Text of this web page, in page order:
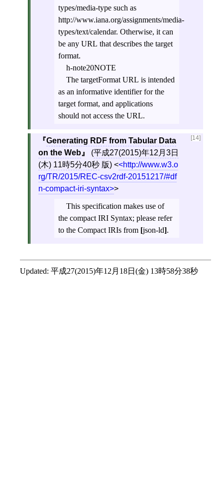
types/media-type such as
http://www.iana.org/assignments/media-
types/text/calendar. Otherwise, it can
be any URL that describes the target
format.
h-note20NOTE
The targetFormat URL is intended
as an informative identifier for the
target format, and applications
should not access the URL.
[14]
Generating RDF from Tabular Data
on the Web
(平成27(2015)年12月3日
(木) 11時5分40秒版) < http://www.w3.o
rg/TR/2015/REC-csv2rdf-20151217/#df
n-compact-iri-syntax >
This specification makes use of
the compact IRI Syntax; please refer
to the Compact IRIs from [json-ld].
Updated: 平成27(2015)年12月18日(金) 13時58分38秒